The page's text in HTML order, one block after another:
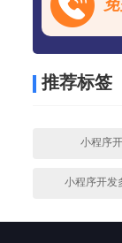
推荐标签
小程序
小程序开发